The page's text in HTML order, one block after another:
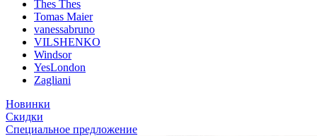
Thes Thes
Tomas Maier
vanessabruno
VILSHENKO
Windsor
YesLondon
Zagliani
Новинки
Скидки
Специальное предложение